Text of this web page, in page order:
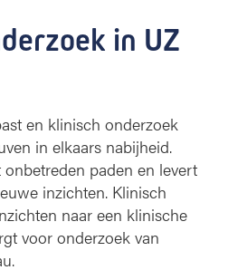
in UZ
en klinisch onderzoek
in elkaars nabijheid.
paden en levert
inzichten. Klinisch
naar een klinische
voor onderzoek van